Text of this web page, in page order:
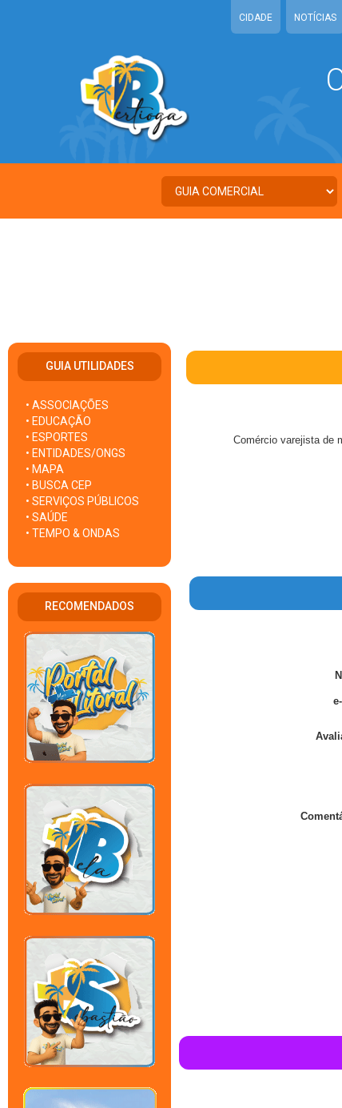
CIDADE NOTÍCIAS
GUIA UTILIDADES
• ASSOCIAÇÕES
• EDUCAÇÃO
• ESPORTES
• ENTIDADES/ONGS
• MAPA
• BUSCA CEP
• SERVIÇOS PÚBLICOS
• SAÚDE
• TEMPO & ONDAS
RECOMENDADOS
Comércio varejista de